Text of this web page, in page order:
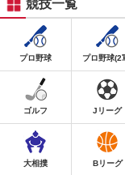
競技一覧
プロ野球 プロ野球(2
ゴルフ Jリーグ
大相撲 Bリーグ